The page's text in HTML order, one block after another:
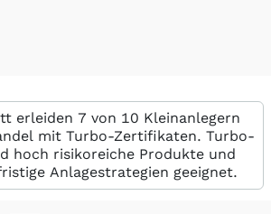
erleiden 7 von 10 Kleinanlegern
mit Turbo-Zertifikaten. Turbo-
hoch risikoreiche Produkte und
Anlagestrategien geeignet.